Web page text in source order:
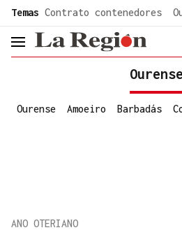
Temas Contrato contenedores
header.menu.open
Ourense
Ourense Amoeiro Barbadás
ANO OTERIANO